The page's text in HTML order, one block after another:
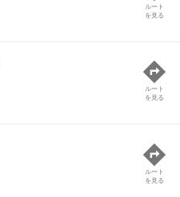
ルート
を見る
ルート
を見る
ルート
を見る